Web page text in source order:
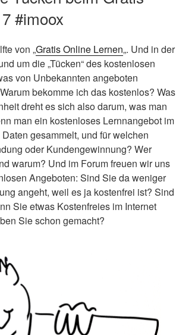
#imoox
von „Gratis Online Lernen„. Und in der
um die „Tücken“ des kostenlosen
von Unbekannten angeboten
bekomme ich das kostenlos? Was
dreht es sich also darum, was man
man ein kostenloses Lernnangebot im
gesammelt, und für welchen
oder Kundengewinnung? Wer
warum? Und im Forum freuen wir uns
Angeboten: Sind Sie da weniger
angeht, weil es ja kostenfrei ist? Sind
Sie etwas Kostenfreies im Internet
Sie schon gemacht?